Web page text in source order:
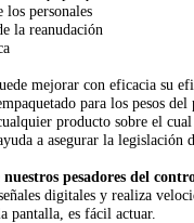
los personales
la reanudación
mejorar con eficacia su
para los pesos
producto sobre el cual
a asegurar la legislación
pesadores del
digitales y realiza
pantalla, es fácil actuar.